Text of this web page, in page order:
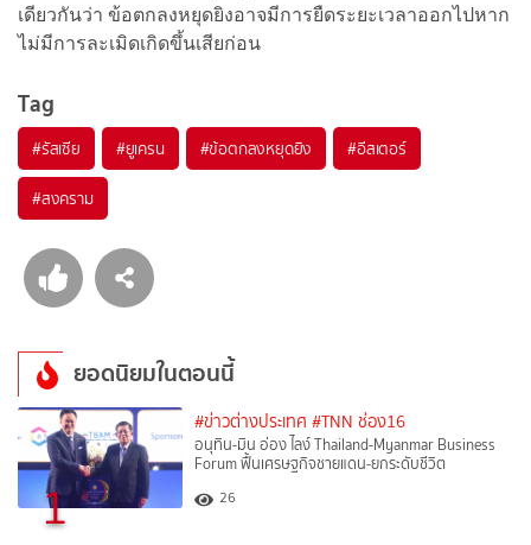
เดียวกันว่า ข้อตกลงหยุดยิงอาจมีการยืดระยะเวลาออกไปหาก
ไม่มีการละเมิดเกิดขึ้นเสียก่อน
Tag
#รัสเซีย #ยูเครน #ข้อตกลงหยุดยิง #อีสเตอร์
#สงคราม
ยอดนิยมในตอนนี้
1
#ข่าวต่างประเทศ #TNN ช่อง16
อนุทิน-มิน อ่อง ไลง์ Thailand-Myanmar Business
Forum ฟื้นเศรษฐกิจชายแดน-ยกระดับชีวิต
26